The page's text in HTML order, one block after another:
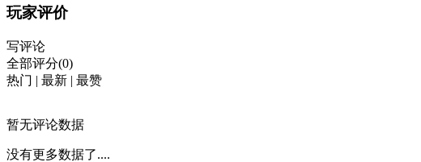
玩家评价
写评论
全部评分(0)
热门 | 最新 | 最赞
暂无评论数据
没有更多数据了....